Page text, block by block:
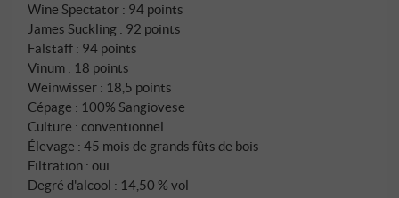
Wine Spectator : 94 points
James Suckling : 92 points
Falstaff : 94 points
Vinum : 18 points
Weinwisser : 18,5 points
Cépage : 100% Sangiovese
Culture : conventionnel
Élevage : 45 mois de grands fûts de bois
Filtration : oui
Degré d'alcool : 14,50 % vol